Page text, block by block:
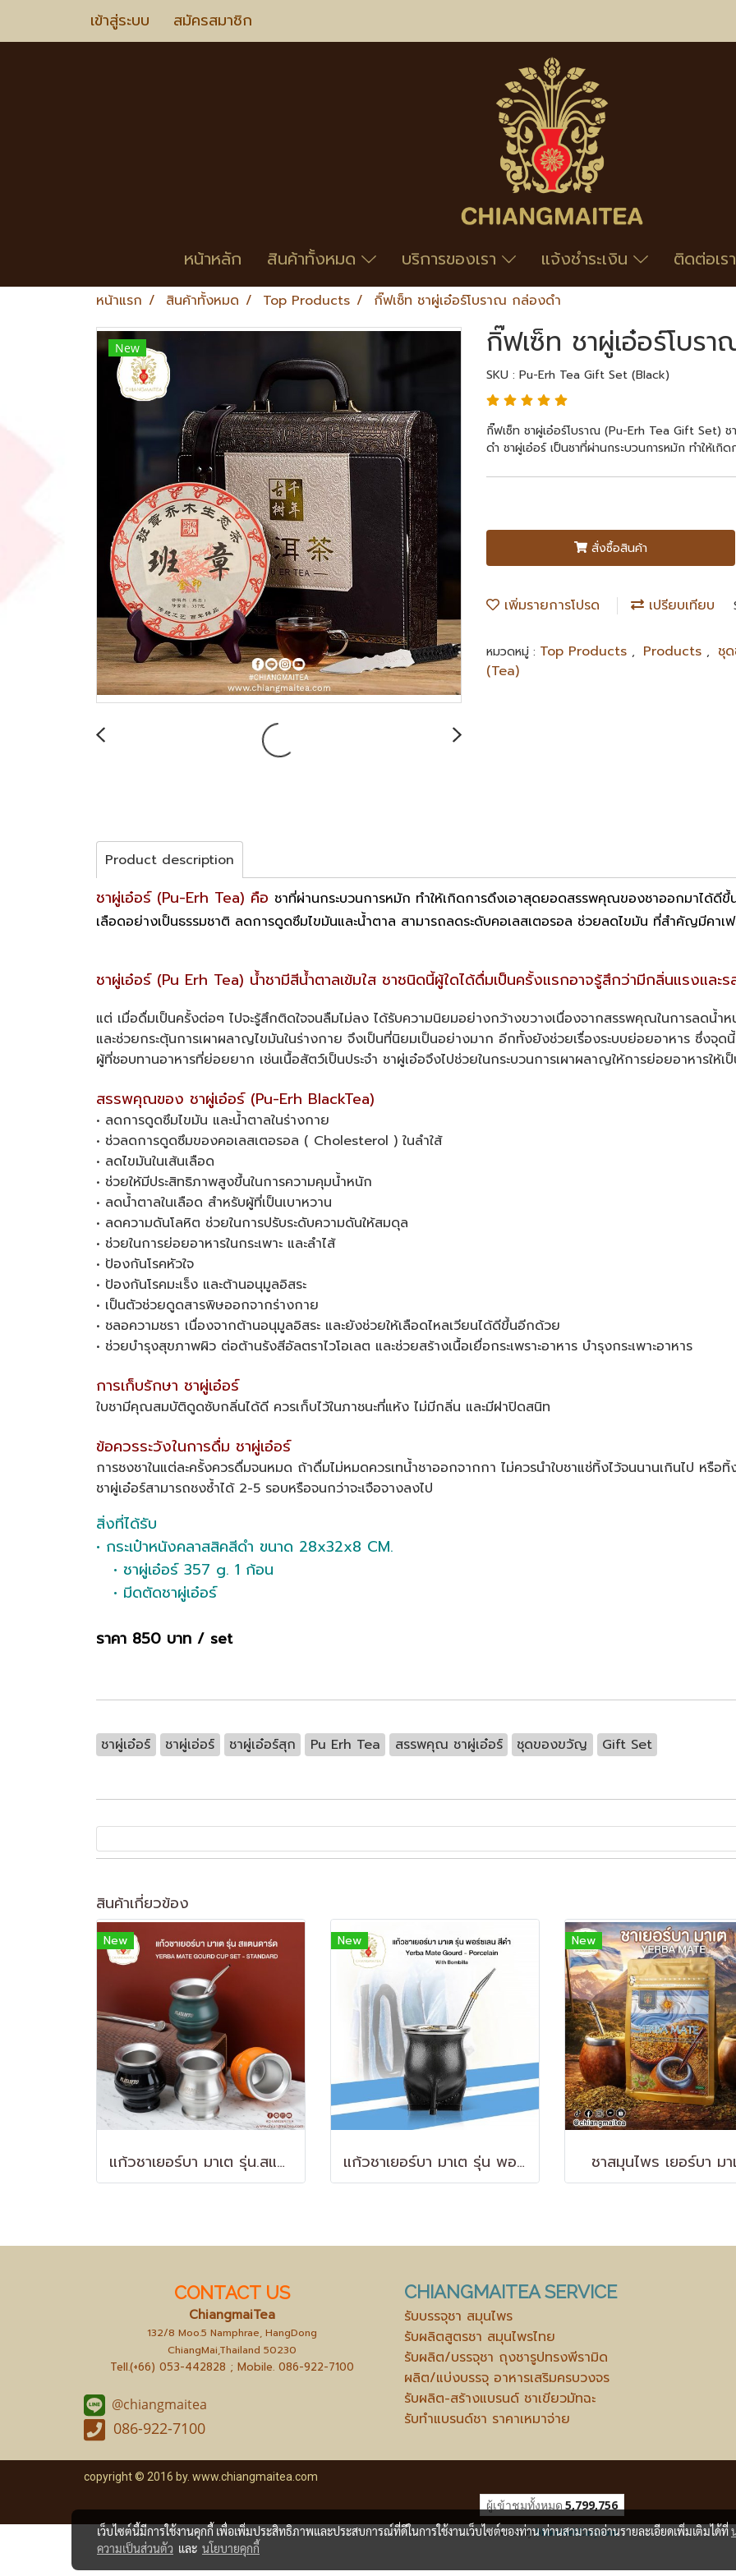
เข้าสู่ระบบ สมัครสมาชิก
หน้าหลัก สินค้าทั้งหมด บริการของเรา แจ้งชำระเงิน ติดต่อเรา
หน้าแรก สินค้าทั้งหมด Top Products กิ๊ฟเซ็ท ชาผู่เอ๋อร์โบราณ กล่องดำ
New กิ๊ฟเซ็ท ชาผู่เอ๋อร์โบร
SKU : Pu-Erh Tea Gift Set (Black)
กิ๊ฟเซ็ท ชาผู่เอ๋อร์โบราณ (Pu-Erh Tea Gift Set)
ดำ ชาผู่เอ๋อร์ เป็นชาที่ผ่านกระบวนการหมัก ทำให้
สั่งซื้อสินค้า
เพิ่มรายการโปรด เปรียบเทียบ
หมวดหมู่ : Top Products , Products , ชุ
(Tea)
Product description
ชาผู่เอ๋อร์ (Pu-Erh Tea) คือ ชาที่ผ่านกระบวนการหมัก ทำให้เกิดการดึงเอาสุดยอดสรรพคุณของชาออกมาได้ดี
เลือดอย่างเป็นธรรมชาติ ลดการดูดซึมไขมันและน้ำตาล สามารถลดระดับคอเลสเตอรอล ช่วยลดไขมัน ที่สำคัญมีคาเ
ชาผู่เอ๋อร์ (Pu Erh Tea) น้ำชามีสีน้ำตาลเข้มใส ชาชนิดนี้ผู้ใดได้ดื่มเป็นครั้งแรกอาจรู้สึกว่ามีกลิ่นแรงและร
แต่ เมื่อดื่มเป็นครั้งต่อๆ ไปจะรู้สึกติดใจจนลืมไม่ลง ได้รับความนิยมอย่างกว้างขวางเนื่องจากสรรพคุณในการลดน้ำ
และช่วยกระตุ้นการเผาผลาญไขมันในร่างกาย จึงเป็นที่นิยมเป็นอย่างมาก อีกทั้งยังช่วยเรื่องระบบย่อยอาหาร ซึ่งจุด
ผู้ที่ชอบทานอาหารที่ย่อยยาก เช่นเนื้อสัตว์เป็นประจำ ชาผู่เอ๋อจึงไปช่วยในกระบวนการเผาผลาญให้การย่อยอาหารให้เ
สรรพคุณของ ชาผู่เอ๋อร์ (Pu-Erh BlackTea)
• ลดการดูดซึมไขมัน และน้ำตาลในร่างกาย
• ช่วลดการดูดซึมของคอเลสเตอรอล ( Cholesterol ) ในลำใส้
• ลดไขมันในเส้นเลือด
• ช่วยให้มีประสิทธิภาพสูงขึ้นในการความคุมน้ำหนัก
• ลดน้ำตาลในเลือด สำหรับผู้ที่เป็นเบาหวาน
• ลดความดันโลหิต ช่วยในการปรับระดับความดันให้สมดุล
• ช่วยในการย่อยอาหารในกระเพาะ และลำไส้
• ป้องกันโรคหัวใจ
• ป้องกันโรคมะเร็ง และต้านอนุมูลอิสระ
• เป็นตัวช่วยดูดสารพิษออกจากร่างกาย
• ชลอความชรา เนื่องจากต้านอนุมูลอิสระ และยังช่วยให้เลือดไหลเวียนได้ดีขึ้นอีกด้วย
• ช่วยบำรุงสุขภาพผิว ต่อต้านรังสีอัลตราไวโอเลต และช่วยสร้างเนื้อเยื่อกระเพราะอาหาร บำรุงกระเพาะอาหาร
การเก็บรักษา ชาผู่เอ๋อร์
ใบชามีคุณสมบัติดูดซับกลิ่นได้ดี ควรเก็บไว้ในภาชนะที่แห้ง ไม่มีกลิ่น และมีฝาปิดสนิท
ข้อควรระวังในการดื่ม ชาผู่เอ๋อร์
การชงชาในแต่ละครั้งควรดื่มจนหมด ถ้าดื่มไม่หมดควรเทน้ำชาออกจากกา ไม่ควรนำใบชาแช่ทิ้งไว้จนนานเกินไป หรือ
ชาผู่เอ๋อร์สามารถชงซ้ำได้ 2-5 รอบหรือจนกว่าจะเจือจางลงไป
สิ่งที่ได้รับ
• กระเป๋าหนังคลาสสิคสีดำ ขนาด 28x32x8 CM.
• ชาผู่เอ๋อร์ 357 g. 1 ก้อน
• มีดตัดชาผู่เอ๋อร์
ราคา 850 บาท / set
ชาผู่เอ๋อร์ ชาผู่เอ่อร์ ชาผู่เอ๋อร์สุก Pu Erh Tea สรรพคุณ ชาผู่เอ๋อร์ ชุดของขวัญ Gift Set
สินค้าเกี่ยวข้อง
New
แก้วชาเยอร์บา มาเต รุ่น.สแตนดาร์ด
New
แก้วชาเยอร์บา มาเต รุ่น พอร์ซเลน สีดำ Yerba Mate Gourd - Porcelain
New
ชาสมุนไพร เยอร์บา มา
CONTACT US
ChiangmaiTea
132/8 Moo.5 Namphrae, HangDong
ChiangMai,Thailand 50230
Tell.(+66) 053-442828 ; Mobile. 086-922-7100
@chiangmaitea
086-922-7100
CHIANGMAITEA SERVICE
รับบรรจุชา สมุนไพร
รับผลิตสูตรชา สมุนไพรไทย
รับผลิต/บรรจุชา ถุงชารูปทรงพีรามิด
ผลิต/แบ่งบรรจุ อาหารเสริมครบวงจร
รับผลิต-สร้างแบรนด์ ชาเขียวมัทฉะ
รับทำแบรนด์ชา ราคาเหมาจ่าย
copyright © 2016 by. www.chiangmaitea.com
ผู้เข้าชมวันนี้ 1,027
Powered byMakeWebEasy.com
เว็บไซต์นี้มีการใช้งานคุกกี้ เพื่อเพิ่มประสิทธิภาพและประสบการณ์ที่ดีในการใช้งานเว็บไซต์ของท่าน ท่านสามารถอ่านรายละเอียดเพิ่มเติมได้ที่
ความเป็นส่วนตัว และ นโยบายคุกกี้